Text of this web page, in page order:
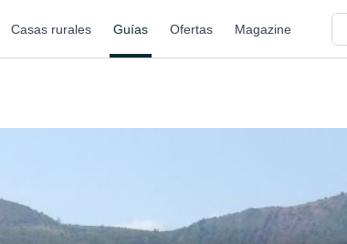
Casas rurales Guías Ofertas Magazine